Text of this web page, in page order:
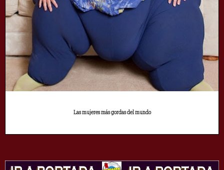
Las mujeres más gordas del mundo